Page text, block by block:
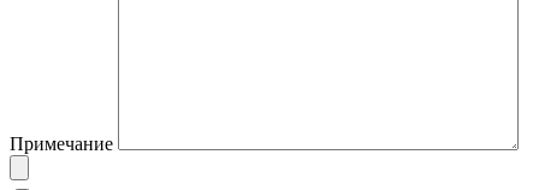
Примечание